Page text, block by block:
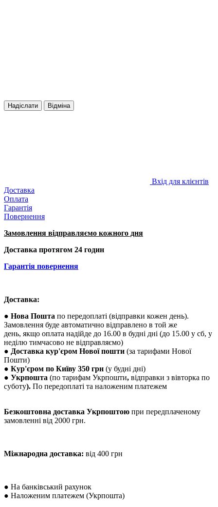
Надіслати Відміна
Вхід для клієнтів
Доставка
Оплата
Гарантія
Повернення
Замовлення відправляємо кожного дня
Доставка протягом 24 годин
Гарантія повернення
Доставка:
● Нова Пошта по передоплаті (відправки кожен день).
Замовлення буде автоматично відправлено в той же
день, якщо оплата надійде до 16.00 в будні дні (до 15.00 у сб, у
неділю тимчасово не відправляємо)
● Доставка кур'єром Нової пошти (за тарифами Нової
Пошти)
● Кур'єром по Київу 350 грн (у будні дні)
● Укрпошта (по тарифам Укрпошти, відправки з вівторка по
суботу). По передоплаті та наложеним платежем
Безкоштовна доставка Укрпоштою при передплаченому
замовленні від 2000 грн.
Міжнародна доставка: від 400 грн
● На банківський рахунок
● Наложеним платежем (Укрпошта)